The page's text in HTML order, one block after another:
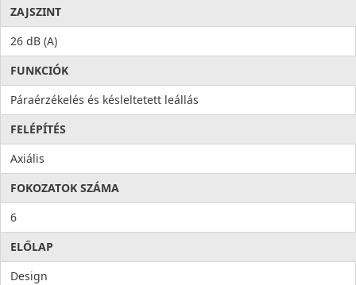
ZAJSZINT
26 dB (A)
FUNKCIÓK
Páraérzékelés és késleltetett leállás
FELÉPÍTÉS
Axiális
FOKOZATOK SZÁMA
6
ELŐLAP
Design